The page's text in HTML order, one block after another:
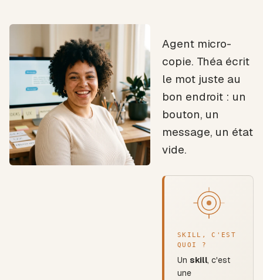
Agent micro-
copie. Théa écrit
le mot juste au
bon endroit : un
bouton, un
message, un état
vide.
SKILL, C'EST
QUOI ?
Un skill, c'est
une